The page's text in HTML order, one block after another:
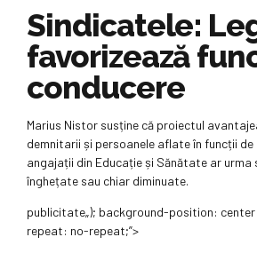
Sindicatele:
favorizează
conducere
Marius Nistor susține că proiectul
demnitarii și persoanele aflate în funcții
angajații din Educație și Sănătate ar urma
înghețate sau chiar diminuate.
publicitate„); background-position:
repeat: no-repeat;”>